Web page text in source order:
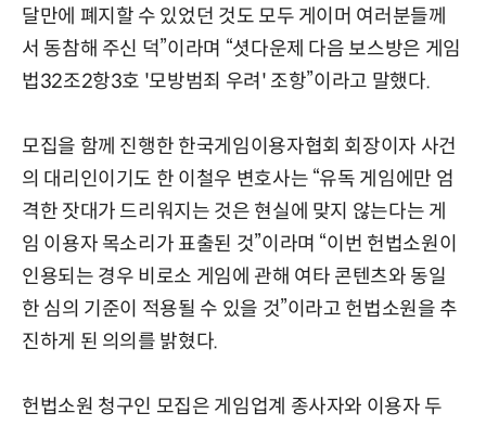
달만에 폐지할 수 있었던 것도 모두 게이머 여러분들께
서 동참해 주신 덕”이라며 “셧다운제 다음 보스방은 게임
법32조2항3호 '모방범죄 우려' 조항”이라고 말했다.
모집을 함께 진행한 한국게임이용자협회 회장이자 사건
의 대리인이기도 한 이철우 변호사는 “유독 게임에만 엄
격한 잣대가 드리워지는 것은 현실에 맞지 않는다는 게
임 이용자 목소리가 표출된 것”이라며 “이번 헌법소원이
인용되는 경우 비로소 게임에 관해 여타 콘텐츠와 동일
한 심의 기준이 적용될 수 있을 것”이라고 헌법소원을 추
진하게 된 의의를 밝혔다.
헌법소원 청구인 모집은 게임업계 종사자와 이용자 두